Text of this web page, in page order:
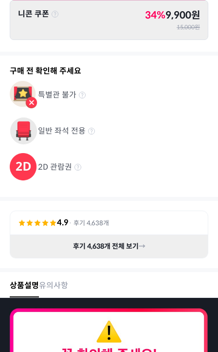
니콘 쿠폰 34%9,900원
15,000원
구매 전 확인해 주세요
특별관 불가
일반 좌석 전용
2D 관람권
4.9· 후기 4,638개
후기 4,638개 전체 보기→
상품설명유의사항